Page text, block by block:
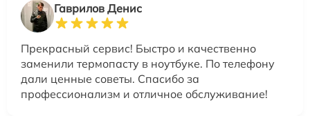
Гаврилов Денис
Прекрасный сервис! Быстро и качественно
заменили термопасту в ноутбуке. По телефону
дали ценные советы. Спасибо за
профессионализм и отличное обслуживание!